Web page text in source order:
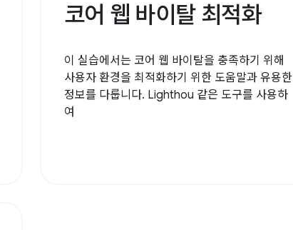
코어 웹 바이탈 최적화
이 실습에서는 코어 웹 바이탈을 충족하기 위해
사용자 환경을 최적화하기 위한 도움말과 유용한
정보를 다룹니다. Lighthou 같은 도구를 사용하
여